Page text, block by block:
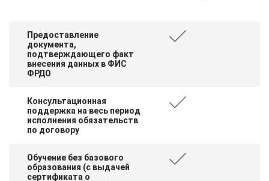
Предоставление
документа,
подтверждающего факт
внесения данных в ФИС
ФРДО
Консультационная
поддержка на весь период
исполнения обязательств
по договору
Обучение без базового
образования (с выдачей
сертификата о